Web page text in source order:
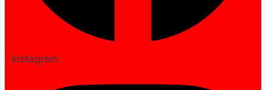
Instagram